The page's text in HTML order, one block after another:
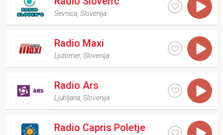
Sevnica ,Slovenija
Radio Maxi
Ljutomer,Slovenija
Radio Ars
Ljubljana ,Slovenija
Radio Capris Poletje